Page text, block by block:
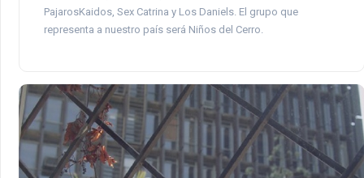
PajarosKaidos, Sex Catrina y Los Daniels. El grupo que
representa a nuestro país será Niños del Cerro.